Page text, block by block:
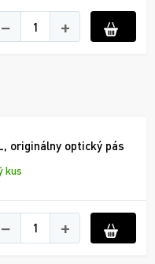
− +
originálny optický pás
kus
− +